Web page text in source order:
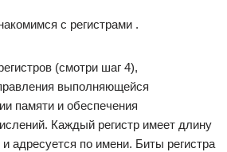
с регистрами .
(смотри шаг 4),
выполняющейся
памяти и обеспечения
Каждый регистр имеет длину
адресуется по имени. Биты регистра